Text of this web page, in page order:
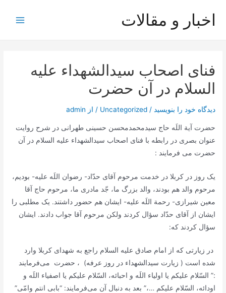
اخبار و مقالات
فنای اصحاب سیدالشهداء علیه
السلام در آن حضرت
دیدگاه‌ خود را بنویسید /
Uncategorized / از admin
حضرت آیة اللَه حاج سیدمحمدمحسن حسینی طهرانی در شرح روایت
عنوان بصری در رابطه با فنای اصحاب سیدالشهداء علیه السلام در آن
حضرت می فرمایند :
یک روز در کربلا در خدمت مرحوم آقاى حدّاد- رضوان اللَه علیه- بودیم،
مرحوم والد هم بودند، والد بزرگ ما، جّد مادرى ما، مرحوم حاج آقا
معین شیرازى- رحمة اللَه علیه- ایشان هم حضور داشتند. یک مطلبى را
ایشان از آقاى حدّاد سؤال کردند ولکن مرحوم آقا جواب دادند. ایشان
سؤال کردند که:
در زیارتی که از امام صادق علیه السلام راجع به شهداى کربلا وارد
شده است ( زیارت سیدالشهداء در روز عرفه) ، حضرت می‌فرمایند
:” السّلام علیکم یا اولیاء اللَه و احبائه، السّلام علیکم یا اصفیاء اللَه و
اودائه، السّلام علیکم …،” بعد به دنبال آن مى‌فرمایند: “بابى انتم وامّى”